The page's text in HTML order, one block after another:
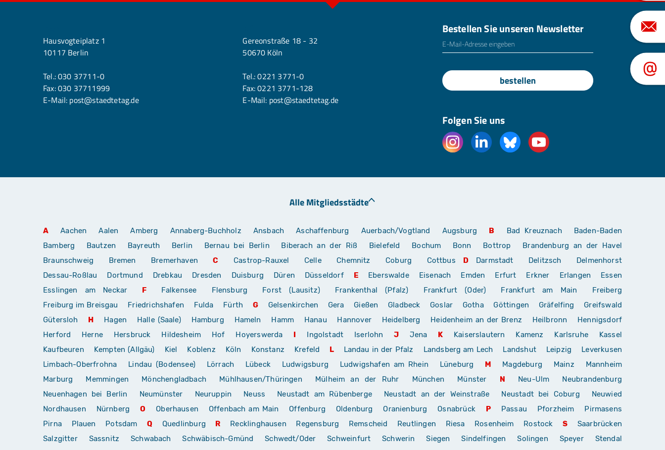
Hausvogteiplatz 1
10117 Berlin
Tel.:030 37711-0
Fax: 030 37711999
E-Mail: post@staedtetag.de
Gereonstraße 18 - 32
50670 Köln
Tel.:0221 3771-0
Fax: 0221 3771-128
E-Mail: post@staedtetag.de
Bestellen Sie unseren Newsletter
E-Mailadresse
bestellen
Folgen Sie uns
Alle Mitgliedsstädte
A Aachen Aalen Amberg Annaberg-Buchholz Ansbach Aschaffenburg Auerbach/Vogtland Augsburg B Bad Kreuznach
Baden-Baden
Bamberg
Bautzen Bayreuth Berlin Bernau bei Berlin Biberach an der Riß Bielefeld Bochum Bonn Bottrop
Brandenburg an der Havel
Braunschweig
Bremen Bremerhaven C Castrop-Rauxel Celle Chemnitz Coburg Cottbus D Darmstadt Delitzsch
Delmenhorst
Dessau-Roßlau
Dortmund Drebkau Dresden Duisburg Düren Düsseldorf E Eberswalde Eisenach Emden Erfurt Erkner Erlangen
Essen
Esslingen am Neckar
F Falkensee Flensburg Forst (Lausitz) Frankenthal (Pfalz) Frankfurt (Oder) Frankfurt am Main
Freiberg
Freiburg im Breisgau
Friedrichshafen Fulda Fürth G Gelsenkirchen Gera Gießen Gladbeck Goslar Gotha Göttingen Gräfelfing
Greifswald
Gütersloh
H Hagen Halle (Saale) Hamburg Hameln Hamm Hanau Hannover Heidelberg Heidenheim an der Brenz Heilbronn
Hennigsdorf
Herford
Herne Hersbruck Hildesheim Hof Hoyerswerda Ingolstadt Iserlohn J Jena K Kaiserslautern Kamenz Karlsruhe
Kassel
Kaufbeuren
Kempten (Allgäu) Kiel Koblenz Köln Konstanz Krefeld L Landau in der Pfalz Landsberg am Lech Landshut Leipzig
Leverkusen
Limbach-Oberfrohna
Lindau (Bodensee) Lörrach Lübeck Ludwigsburg Ludwigshafen am Rhein Lüneburg M Magdeburg Mainz
Mannheim
Marburg
Memmingen Mönchengladbach Mühlhausen/Thüringen Mülheim an der Ruhr München Münster N Neu-Ulm
Neubrandenburg
Neuenhagen bei Berlin
Neumünster Neuruppin Neuss Neustadt am Rübenberge Neustadt an der Weinstraße Neustadt bei Coburg
Neuwied
Nordhausen
Nürnberg O Oberhausen Offenbach am Main Offenburg Oldenburg Oranienburg Osnabrück P Passau Pforzheim
Pirmasens
Pirna
Plauen Potsdam Q Quedlinburg R Recklinghausen Regensburg Remscheid Reutlingen Riesa Rosenheim Rostock S
Saarbrücken
Salzgitter
Sassnitz Schwabach Schwäbisch-Gmünd Schwedt/Oder Schweinfurt Schwerin Siegen Sindelfingen Solingen Speyer
Stendal